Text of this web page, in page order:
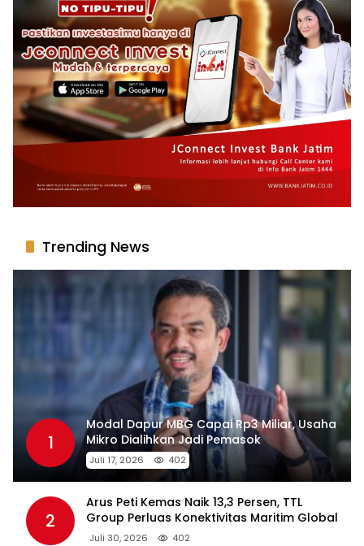
Trending News
1
Modal Dapur MBG Capai Rp3 Miliar, Usaha
Mikro Dialihkan Jadi Pemasok
Juli 17, 2026 402
2
Arus Peti Kemas Naik 13,3 Persen, TTL
Group Perluas Konektivitas Maritim Global
Juli 30, 2026 402